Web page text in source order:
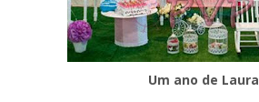
Um ano de Laura